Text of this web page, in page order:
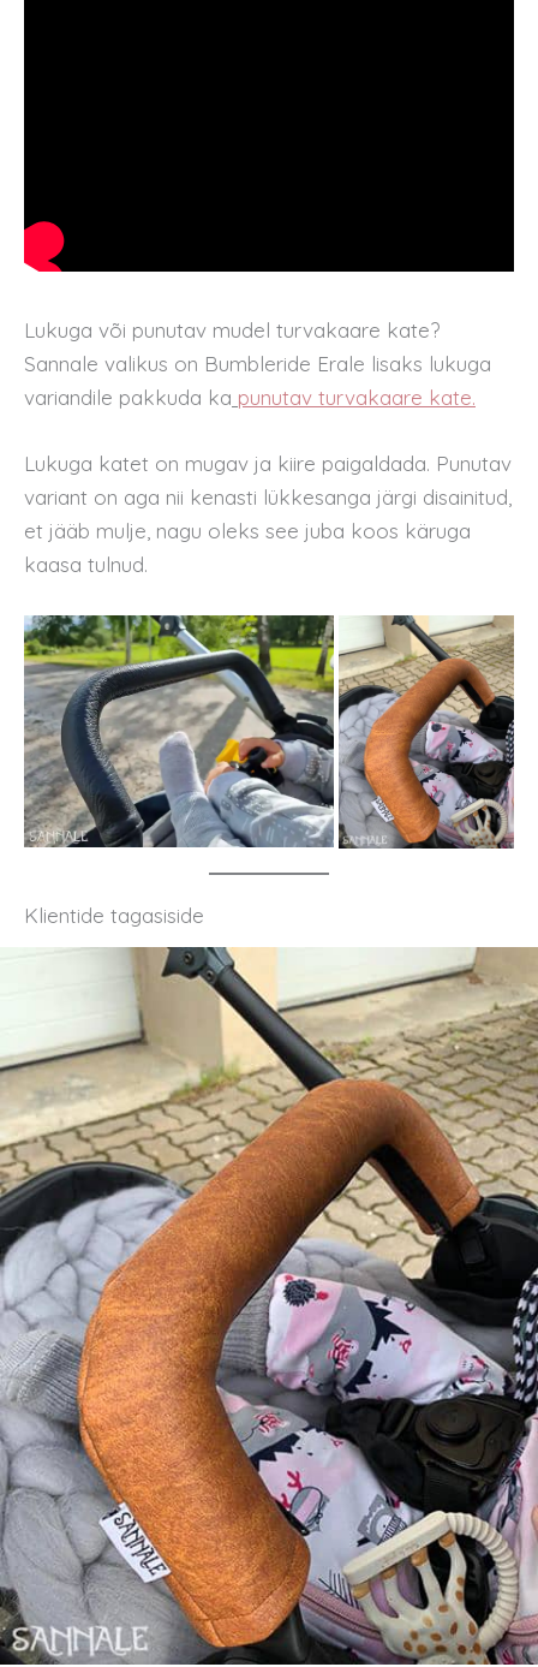
Lukuga või punutav mudel turvakaare kate?
Sannale valikus on Bumbleride Erale lisaks lukuga
variandile pakkuda ka punutav turvakaare kate.
Lukuga katet on mugav ja kiire paigaldada. Punutav
variant on aga nii kenasti lükkesanga järgi disainitud,
et jääb mulje, nagu oleks see juba koos käruga
kaasa tulnud.
Klientide tagasiside